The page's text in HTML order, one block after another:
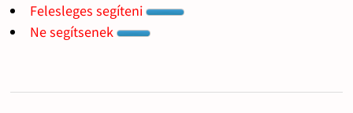
Felesleges segíteni
Ne segítsenek